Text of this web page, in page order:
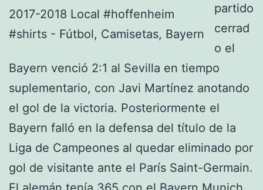
partido
cerrad
o el
Bayern venció 2:1 al Sevilla en tiempo
suplementario, con Javi Martínez anotando
el gol de la victoria. Posteriormente el
Bayern falló en la defensa del título de la
Liga de Campeones al quedar eliminado por
gol de visitante ante el París Saint-Germain.